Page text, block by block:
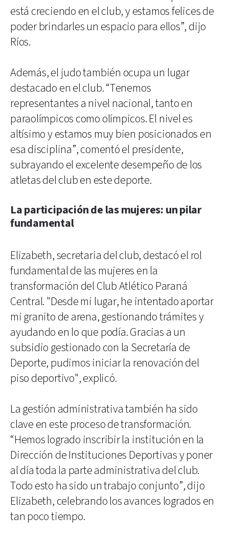
está creciendo en el club, y estamos felices de
poder brindarles un espacio para ellos”, dijo
Ríos.
Además, el judo también ocupa un lugar
destacado en el club. “Tenemos
representantes a nivel nacional, tanto en
paraolímpicos como olímpicos. El nivel es
altísimo y estamos muy bien posicionados en
esa disciplina”, comentó el presidente,
subrayando el excelente desempeño de los
atletas del club en este deporte.
La participación de las mujeres: un pilar
fundamental
Elizabeth, secretaria del club, destacó el rol
fundamental de las mujeres en la
transformación del Club Atlético Paraná
Central. "Desde mi lugar, he intentado aportar
mi granito de arena, gestionando trámites y
ayudando en lo que podía. Gracias a un
subsidio gestionado con la Secretaría de
Deporte, pudimos iniciar la renovación del
piso deportivo", explicó.
La gestión administrativa también ha sido
clave en este proceso de transformación.
“Hemos logrado inscribir la institución en la
Dirección de Instituciones Deportivas y poner
al día toda la parte administrativa del club.
Todo esto ha sido un trabajo conjunto”, dijo
Elizabeth, celebrando los avances logrados en
tan poco tiempo.